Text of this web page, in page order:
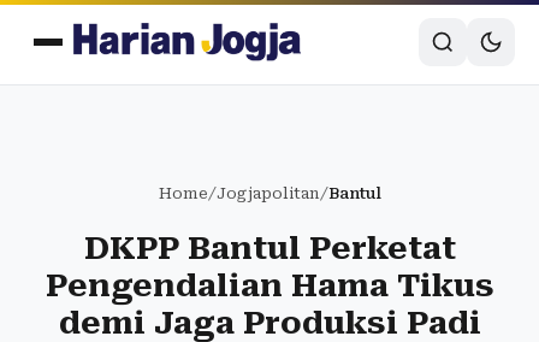
Home/Jogjapolitan/Bantul
DKPP Bantul Perketat
Pengendalian Hama Tikus
demi Jaga Produksi Padi